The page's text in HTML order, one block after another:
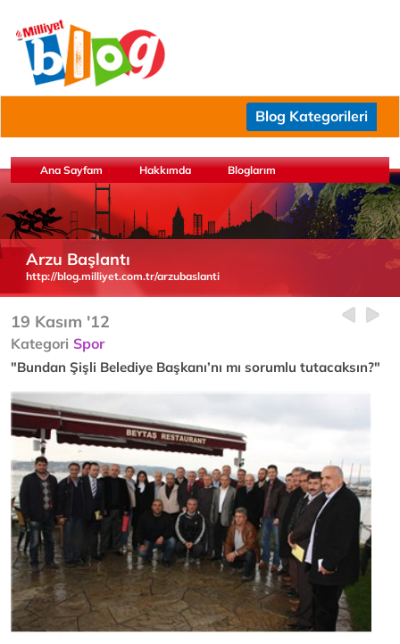
Blog Kategorileri
Ana Sayfam Hakkımda Bloglarım
Arzu Başlantı
http://blog.milliyet.com.tr/arzubaslanti
19 Kasım '12
Kategori Spor
"Bundan Şişli Belediye Başkanı’nı mı sorumlu tutacaksın?"